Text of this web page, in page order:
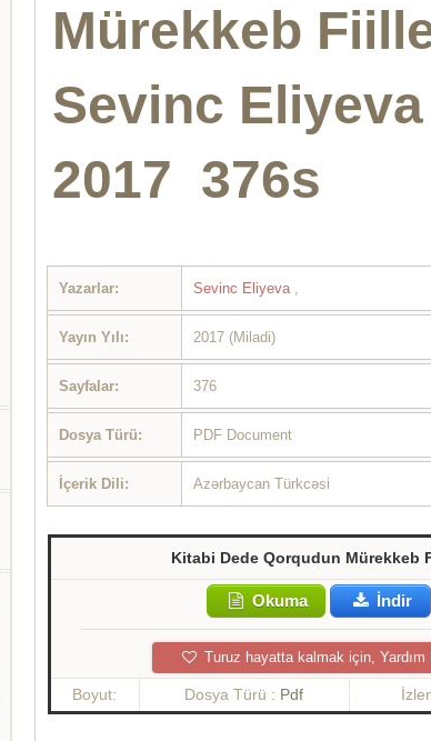
Mürekkeb
Sevinc
2017 376s
Yazarlar: Sevinc Eliyeva ,
Yayın Yılı: 2017 (Miladi)
Sayfalar: 376
Dosya Türü: PDF Document
İçerik Dili: Azərbaycan Türkcəsi
Kitabi Dede Qorqudun Mürekkeb
Okuma İndir
Turuz hayatta kalmak için, Yardım
Boyut: Dosya Türü : Pdf